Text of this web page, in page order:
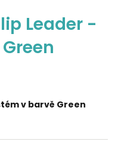
Leader -
v barvě Green